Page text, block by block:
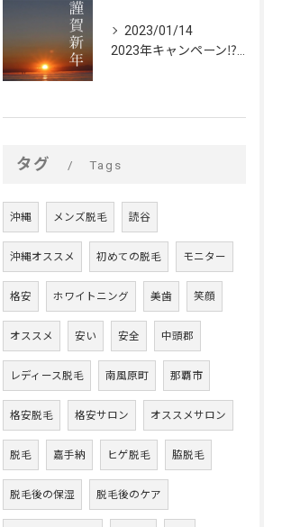
2023/01/14
タグ Tags
沖縄 メンズ脱毛 読谷
沖縄オススメ 初めての脱毛 モニター
格安 ホワイトニング 美歯 笑顔
オススメ 安い 安全 中頭郡
レディース脱毛 南風原町 那覇市
格安脱毛 格安サロン オススメサロン
脱毛 嘉手納 ヒゲ脱毛 脇脱毛
脱毛後の保湿 脱毛後のケア